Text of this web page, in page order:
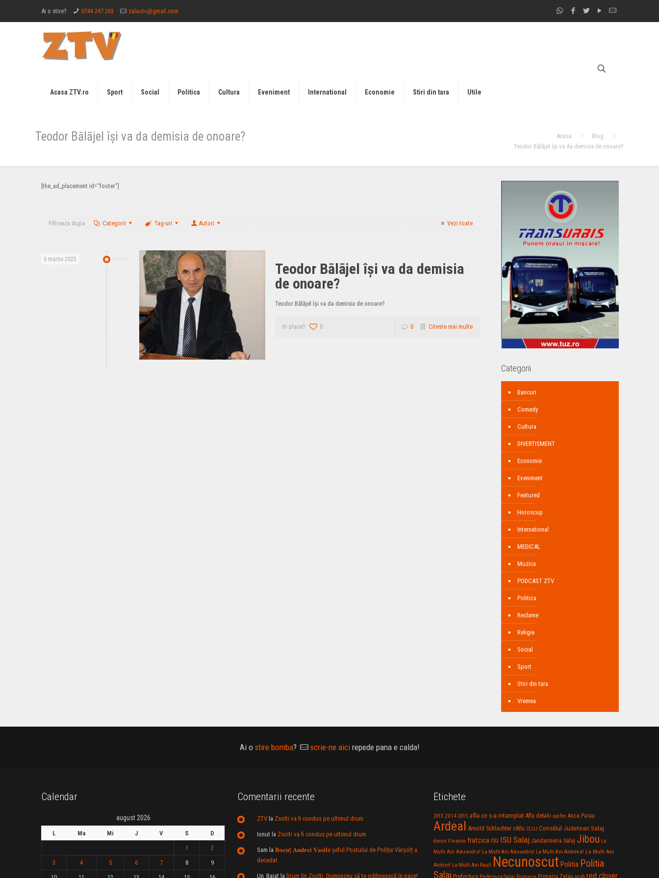
Ai o stire? 0744 247 263 zalautv@gmail.com
Acasa ZTV.ro Sport Social Politica Cultura Eveniment International Economie Stiri din tara Utile
Teodor Bālājel îşi va da demisia de onoare? Acasa
Blog
Teodor Bālājel îşi va da demisia de onoare?
[the_ad_placement id="footer"]
Filtreaza dupa Categorii Tag-uri Autori Vezi toate
6 martie 2025
Teodor Bālājel îşi va da demisia
de onoare?
Teodor Bālājel îşi va da demisia de onoare?
Iti place? 0 0 Citeste mai multe
Categorii
Bancuri
Comedy
Cultura
DIVERTISMENT
Economie
Eveniment
Featured
Horoscop
International
MEDICAL
Muzica
PODCAST ZTV
Politica
Reclame
Religie
Social
Sport
Stiri din tara
Vremea
Ai o stire bomba? scrie-ne aicirepede pana e calda!
Calendar
august 2026
L Ma Mi J V S
D
1
2
3
4 5 6 7 8
9
Comentarii recente
ZTVla Zsolti va fi condus pe ultimul drum
Ionut la Zsolti va fi condus pe ultimul drum
Sam la 𝐁𝐨𝐜𝐮ț 𝐀𝐧𝐝𝐫𝐞𝐢 𝐕𝐚𝐬𝐢𝐥e şeful Postului de Poliție Vârșolț a
decedat
Un_Baiat la Drum lin Zsolti. Dumnezeu sã te odihneascã în pace!
Etichete
2013 2014 2015 afla ce s-a intamplat Afla detalii ajofm Anca Parau
Ardeal Arnold Schlachter c8ilu CLUJ Consiliul Judetean Salaj
dance Finante fratzica ISU ISU Salaj Jandarmeria Salaj Jibou La
Multi Ani Alexandra! La Multi Ani Alexandru! La Multi Ani Andreea! La Multi Ani
Andrei! La Multi Ani Raul! Necunoscut Politia Politia
Salaj Prefectura Primaria Zalau profi red clover